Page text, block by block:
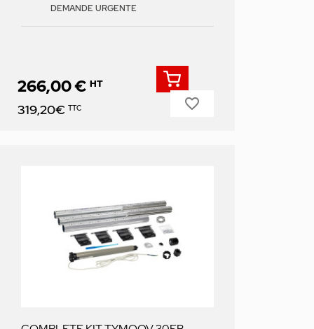
DEMANDE URGENTE
Prix
266,00 € HT
319,20€ TTC favorite_border